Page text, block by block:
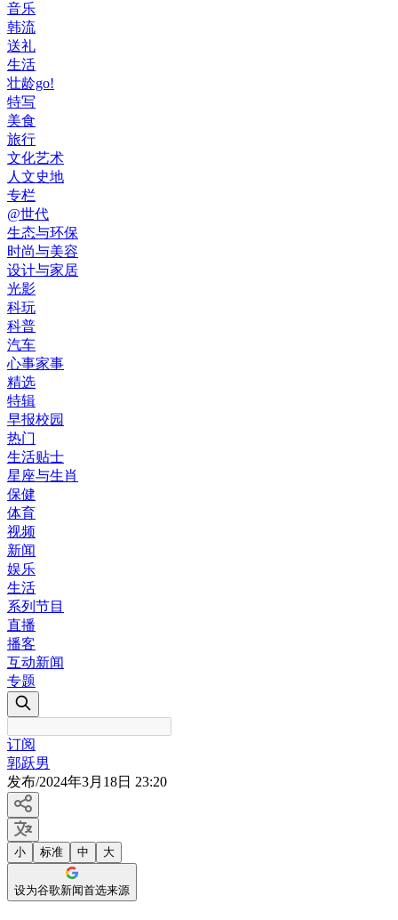
音乐
韩流
送礼
生活
壮龄go!
特写
美食
旅行
文化艺术
人文史地
专栏
@世代
生态与环保
时尚与美容
设计与家居
光影
科玩
科普
汽车
心事家事
精选
特辑
早报校园
热门
生活贴士
星座与生肖
保健
体育
视频
新闻
娱乐
生活
系列节目
直播
播客
互动新闻
专题
订阅
郭跃男
发布/2024年3月18日 23:20
小 标准 中 大
设为谷歌新闻首选来源